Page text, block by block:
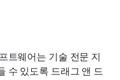
트웨어는 기술 전문 지
수 있도록 드래그 앤 드